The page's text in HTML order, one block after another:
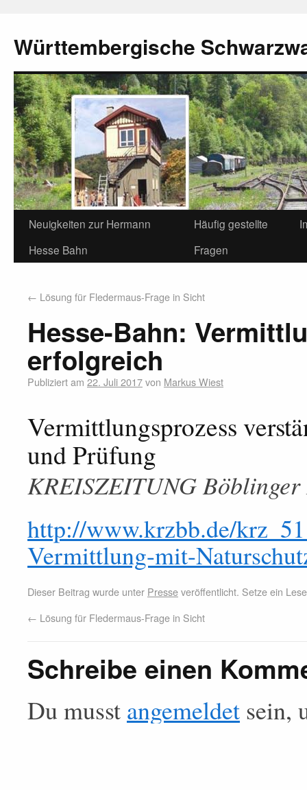
Württembergische
Neuigkeiten zur Hermann
Hesse Bahn
Häufig gestellte
Fragen
← Lösung für Fledermaus-Frage in Sicht
Hesse-Bahn:
erfolgreich
Publiziert am 22. Juli 2017von Markus Wiest
Vermittlungsprozess
und Prüfung
KREISZEITUNG Böblinger
http://www.krzbb.de/
Vermittlung-mit-
Dieser Beitrag wurde unter Presseveröffentlicht. Setze ein
← Lösung für Fledermaus-Frage in Sicht
Schreibe einen
Du musst angemeldet sein,